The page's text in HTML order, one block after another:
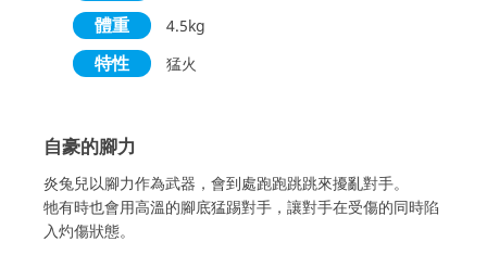
體重 4.5kg
特性 猛火
自豪的腳力
炎兔兒以腳力作為武器，會到處跑跑跳跳來擾亂對手。
牠有時也會用高溫的腳底猛踢對手，讓對手在受傷的同時陷
入灼傷狀態。